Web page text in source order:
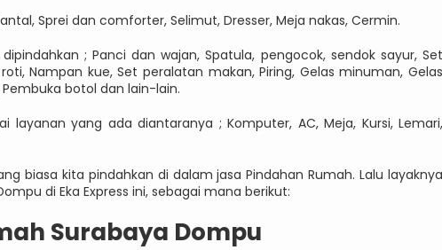
Sprei dan comforter, Selimut, Dresser, Meja nakas, Cermin.
; Panci dan wajan, Spatula, pengocok, sendok sayur, Set
Nampan kue, Set peralatan makan, Piring, Gelas minuman, Gelas
botol dan lain-lain.
layanan yang ada diantaranya ; Komputer, AC, Meja, Kursi, Lemari,
biasa kita pindahkan di dalam jasa Pindahan Rumah. Lalu layaknya
di Eka Express ini, sebagai mana berikut:
Surabaya Dompu